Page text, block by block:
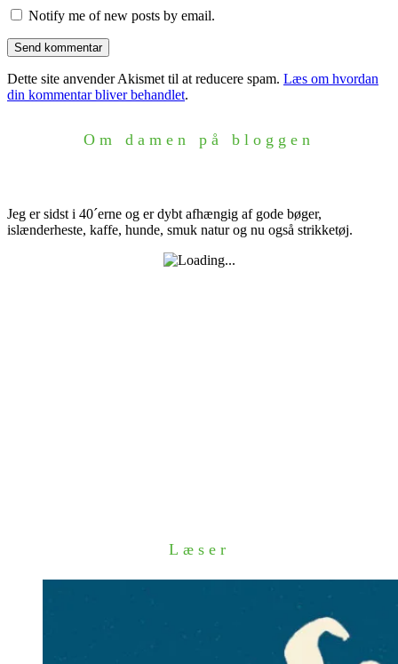
Notify me of new posts by email.
Dette site anvender Akismet til at reducere spam. Læs om hvordan
din kommentar bliver behandlet.
Om damen på bloggen
Jeg er sidst i 40´erne og er dybt afhængig af gode bøger,
islænderheste, kaffe, hunde, smuk natur og nu også strikketøj.
Læser